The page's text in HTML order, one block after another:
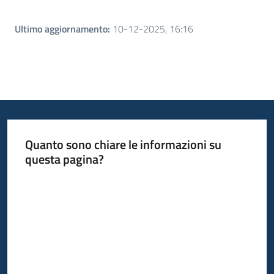
Ultimo aggiornamento: 10-12-2025, 16:16
Quanto sono chiare le informazioni su
questa pagina?